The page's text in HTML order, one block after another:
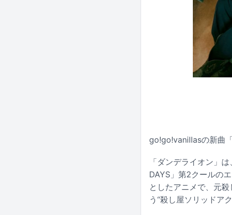
go!go!vanillasの新曲
「ダンデライオン」
DAYS」第2クールの
としたアニメで、元
う“殺し屋ソリッドア